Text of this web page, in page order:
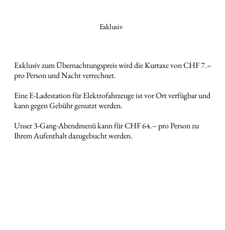
Exklusiv
Exklusiv zum Übernachtungspreis wird die Kurtaxe von CHF 7.–
pro Person und Nacht verrechnet.
Eine E-Ladestation für Elektrofahrzeuge ist vor Ort verfügbar und
kann gegen Gebühr genutzt werden.
Unser 3-Gang-Abendmenü kann für CHF 64.– pro Person zu
Ihrem Aufenthalt dazugebucht werden.